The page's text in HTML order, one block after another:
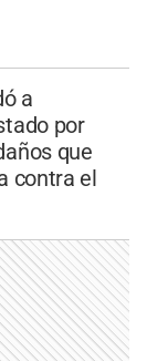
a
por
que
contra el